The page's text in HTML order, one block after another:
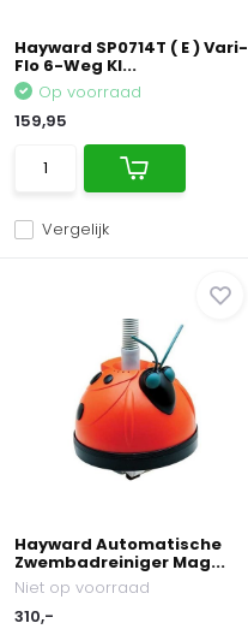
Hayward SP0714T ( E ) Vari-
Flo 6-Weg Kl...
Vergelijk
Op voorraad
159,95
Hayward Automatische
Zwembadreiniger Mag...
Niet op voorraad
310,-